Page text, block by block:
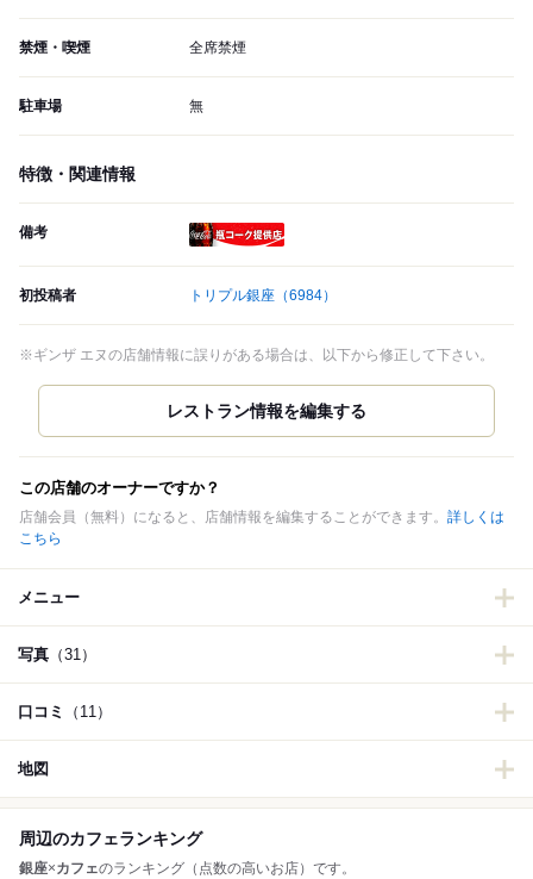
禁煙・喫煙 全席禁煙
駐車場 無
特徴・関連情報
備考
初投稿者 トリプル銀座 （6984）
※ギンザ エヌの店舗情報に誤りがある場合は、以下から修正して下さい。
この店舗のオーナーですか？
店舗会員（無料）になると、店舗情報を編集することができます。 詳しくは
こちら
メニュー
写真 （31）
口コミ （11）
地図
周辺のカフェランキング
銀座×カフェのランキング（点数の高いお店）です。